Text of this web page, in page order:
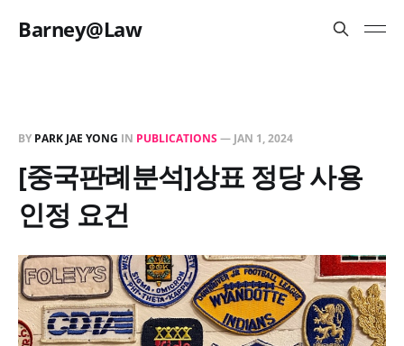
Barney@Law
BY PARK JAE YONG IN PUBLICATIONS— JAN 1, 2024
[중국판례분석]상표 정당 사용
인정 요건